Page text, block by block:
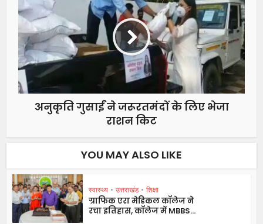
अनुकृति गुसाईं ने जरूरतमंदों के लिए भेजा
राशन किट
YOU MAY ALSO LIKE
स्वास्थ्य • उत्तराखंड • शिक्षा
ग्राफिक एरा मेडिकल कॉलेज ने
रचा इतिहास, कॉलेज में MBBS...